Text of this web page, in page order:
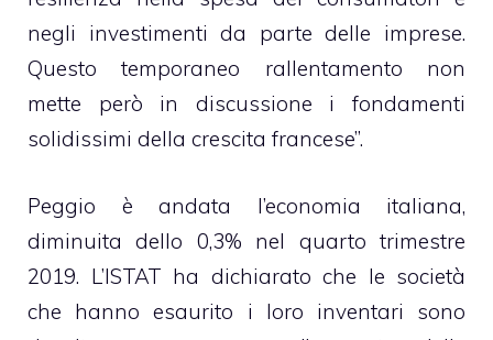
negli investimenti da parte delle imprese.
Questo temporaneo rallentamento non
mette però in discussione i fondamenti
solidissimi della crescita francese”.
Peggio è andata l’economia italiana,
diminuita dello 0,3% nel quarto trimestre
2019. L’ISTAT ha dichiarato che le società
che hanno esaurito i loro inventari sono